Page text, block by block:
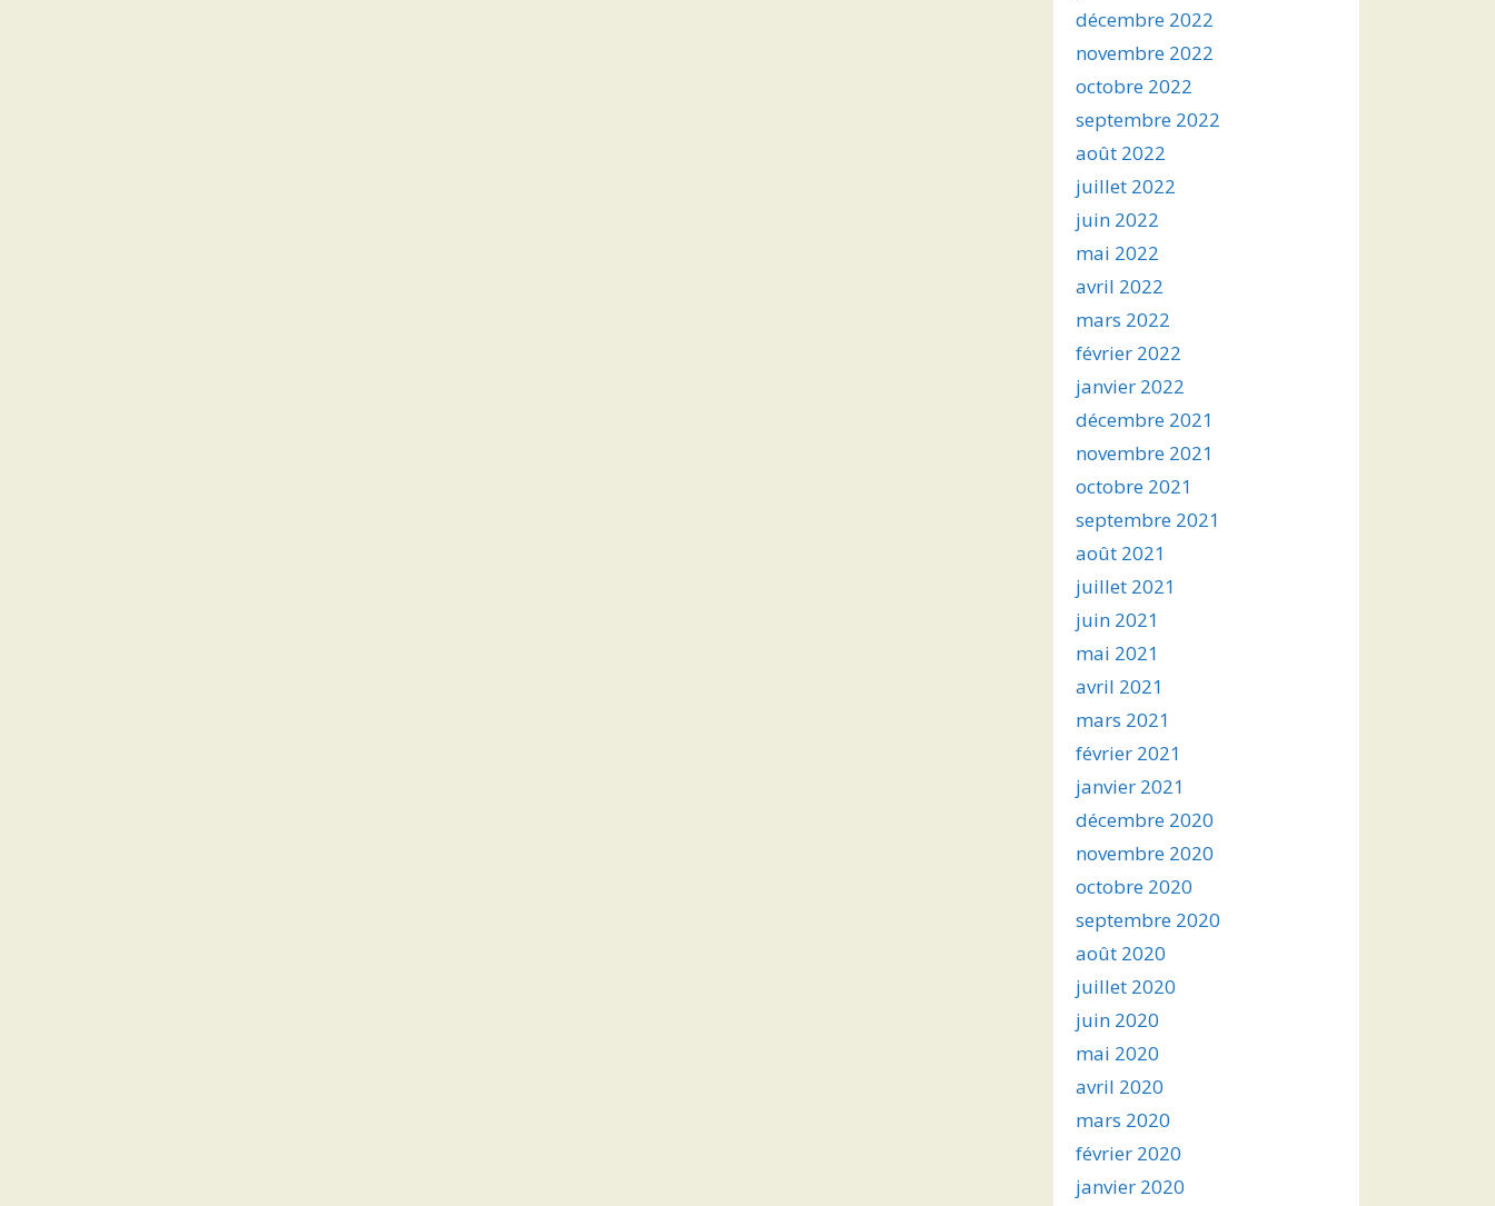
décembre 2022
novembre 2022
octobre 2022
septembre 2022
août 2022
juillet 2022
juin 2022
mai 2022
avril 2022
mars 2022
février 2022
janvier 2022
décembre 2021
novembre 2021
octobre 2021
septembre 2021
août 2021
juillet 2021
juin 2021
mai 2021
avril 2021
mars 2021
février 2021
janvier 2021
décembre 2020
novembre 2020
octobre 2020
septembre 2020
août 2020
juillet 2020
juin 2020
mai 2020
avril 2020
mars 2020
février 2020
janvier 2020